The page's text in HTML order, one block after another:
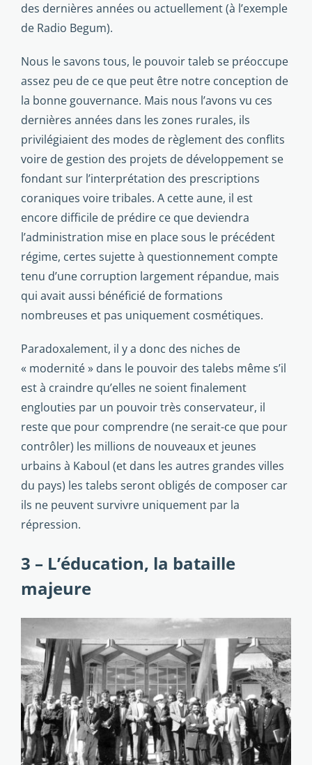
des dernières années ou actuellement (à l’exemple
de Radio Begum).
Nous le savons tous, le pouvoir taleb se préoccupe
assez peu de ce que peut être notre conception de
la bonne gouvernance. Mais nous l’avons vu ces
dernières années dans les zones rurales, ils
privilégiaient des modes de règlement des conflits
voire de gestion des projets de développement se
fondant sur l’interprétation des prescriptions
coraniques voire tribales. A cette aune, il est
encore difficile de prédire ce que deviendra
l’administration mise en place sous le précédent
régime, certes sujette à questionnement compte
tenu d’une corruption largement répandue, mais
qui avait aussi bénéficié de formations
nombreuses et pas uniquement cosmétiques.
Paradoxalement, il y a donc des niches de
« modernité » dans le pouvoir des talebs même s’il
est à craindre qu’elles ne soient finalement
englouties par un pouvoir très conservateur, il
reste que pour comprendre (ne serait-ce que pour
contrôler) les millions de nouveaux et jeunes
urbains à Kaboul (et dans les autres grandes villes
du pays) les talebs seront obligés de composer car
ils ne peuvent survivre uniquement par la
répression.
3 – L’éducation, la bataille
majeure